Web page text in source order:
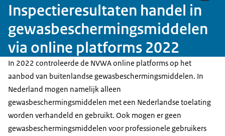
Inspectieresultaten handel in
gewasbeschermingsmiddelen
via online platforms 2022
In 2022 controleerde de NVWA online platforms op het
aanbod van buitenlandse gewasbeschermingsmiddelen. In
Nederland mogen namelijk alleen
gewasbeschermingsmiddelen met een Nederlandse toelating
worden verhandeld en gebruikt. Ook mogen er geen
gewasbeschermingsmiddelen voor professionele gebruikers